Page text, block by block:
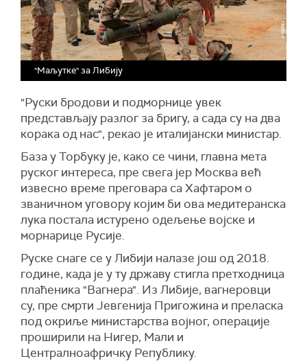
"Маљутке" за Либију
"Руски бродови и подморнице увек
представљају разлог за бригу, а сада су на два
корака од нас", рекао је италијански министар.
База у Торбуку је, како се чини, главна мета
руског интереса, пре свега јер Москва већ
извесно време преговара са Хафтаром о
званичном уговору којим би ова медитеранска
лука постала истурено одељење војске и
морнарице Русије.
Руске снаге се у Либији налазе још од 2018.
године, када је у ту државу стигла претходница
плаћеника "Вагнера". Из Либије, вагнеровци
су, пре смрти Јевгенија Пригожина и преласка
под окриље министарства војног, операције
проширили на Нигер, Мали и
Централноафричку Републику.